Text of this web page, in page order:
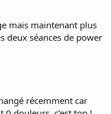
tu pourras passer à
tiennent... mais c'est vrai
calibration
à chaque tirage. Tu
récipient propre, et le
mais maintenant plus
deux séances de power
récemment car